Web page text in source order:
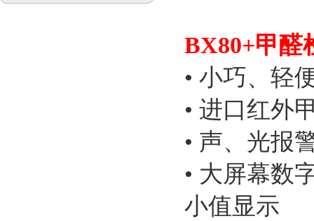
BX80+甲醛
• 小巧、轻
• 进口红外
• 声、光报
• 大屏幕数
小值显示